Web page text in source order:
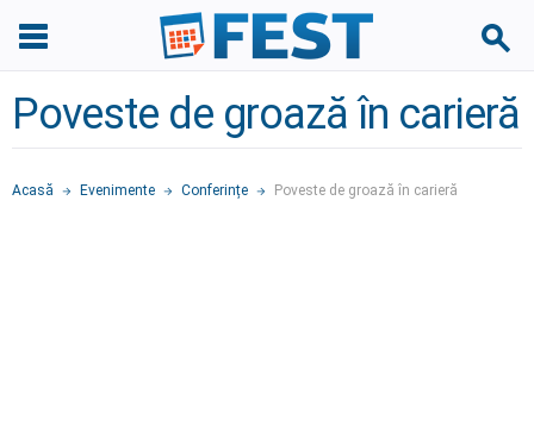
Poveste de groază în carieră
Acasă Evenimente Conferințe Poveste de groază în carieră